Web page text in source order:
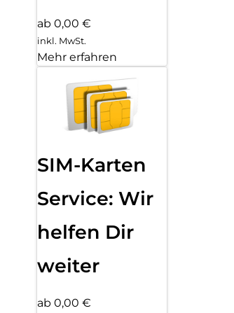
ab 0,00 €
inkl. MwSt.
Mehr erfahren
SIM-Karten
Service: Wir
helfen Dir
weiter
ab 0,00 €